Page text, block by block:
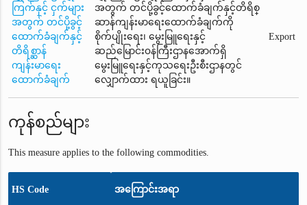
ကြက်နှင့် ငှက်များ
အတွက် တင်ပို့ခွင့်
ထောက်ခံချက်နှင့်
တိရိစ္ဆာန်
ကျန်းမာရေး
ထောက်ခံချက်
အတွက် တင်ပို့ခွင့်ထောက်ခံချက်နှင့်တိရိစ္
ဆာန်ကျန်းမာရေးထောက်ခံချက်ကို
စိုက်ပျိုးရေး၊ မွေးမြူရေးနှင့်
ဆည်မြောင်း၀န်ကြီးဌာနအောက်ရှိ
မွေးမြူရေးနှင့်ကုသရေးဦးစီးဌာနတွင်
လျှောက်ထား ရယူခြင်း။
Export
ကုန်စည်များ
This measure applies to the following commodities.
HS Code အကြောင်းအရာ